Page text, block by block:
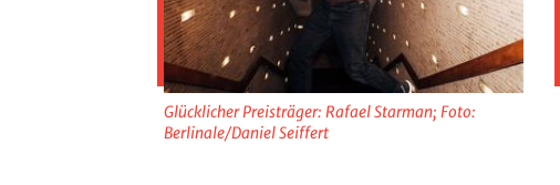
Glücklicher Preisträger: Rafael Starman; Foto:
Berlinale/Daniel Seiffert